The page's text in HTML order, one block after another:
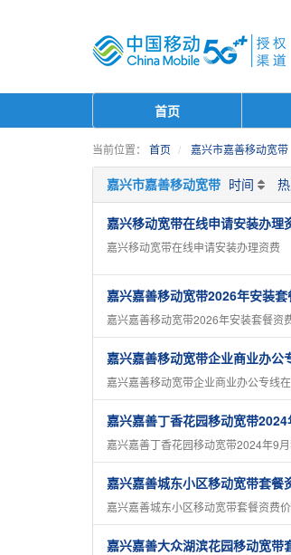
首页
当前位置： 首页 嘉兴市嘉善移动宽带
嘉兴市嘉善移动宽带 时间
嘉兴移动宽带在线申请安装办理
嘉兴移动宽带在线申请安装办理资费
嘉兴嘉善移动宽带2026年安装
嘉兴嘉善移动宽带2026年安装套餐资
嘉兴嘉善移动宽带企业商业办公
嘉兴嘉善移动宽带企业商业办公专线
嘉兴嘉善丁香花园移动宽带
嘉兴嘉善丁香花园移动宽带2024年9
嘉兴嘉善城东小区移动宽带套餐
嘉兴嘉善城东小区移动宽带套餐资费
嘉兴嘉善大众湖滨花园移动宽带